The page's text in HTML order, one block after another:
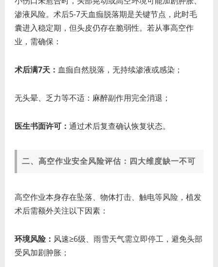
渗液风险。术后5-7天血痂脱落期是关键节点，此时毛
囊进入稳定期，但头皮仍存在脆弱性。若从事高空作
业，需确保：
术后满7天： 血痂自然脱落，无持续渗液或感染；
无头晕、乏力等不适：麻醉副作用完全消退；
医生书面许可： 通过术后复查确认恢复状态。
二、高空作业安全风险评估：四大维度缺一不可
高空作业本身存在坠落、物体打击、触电等风险，植发
术后需额外关注以下因素：
环境风险： 风速≥6级、雨雪天气需立即停工，避免头部
受风加剧肿胀；